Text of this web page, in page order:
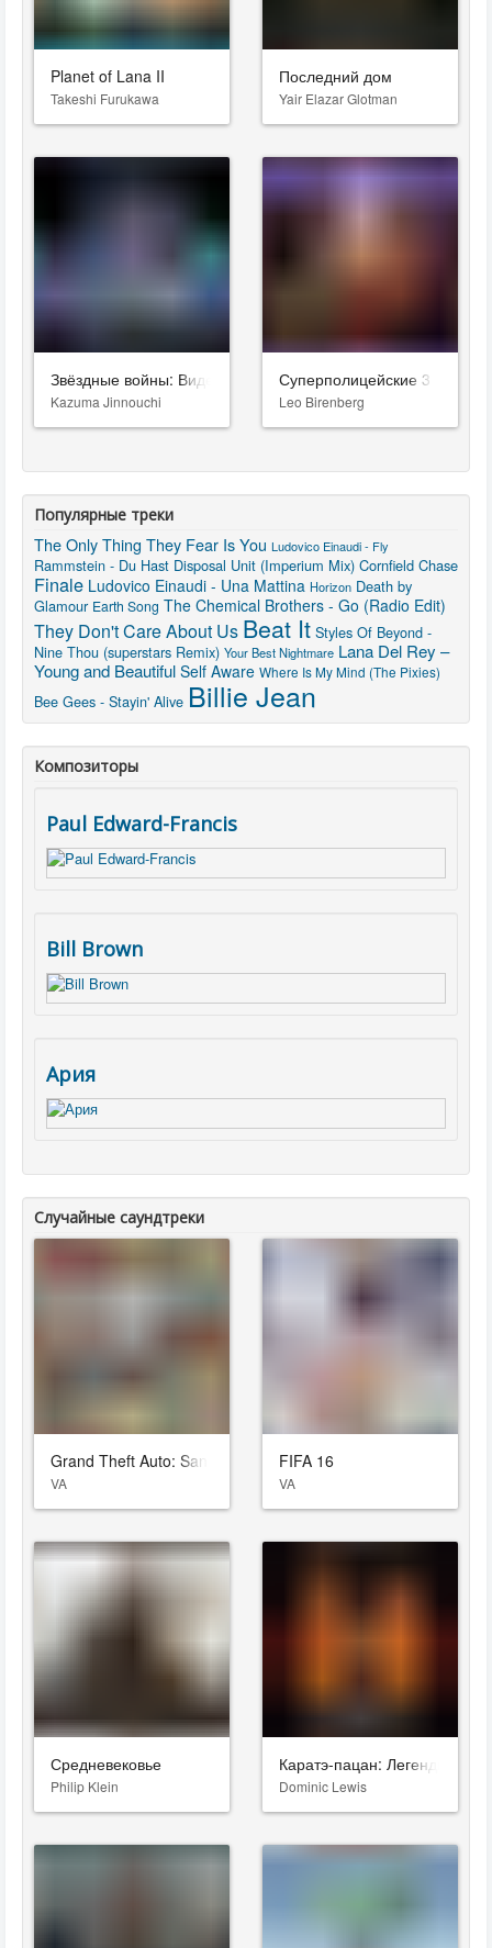
Planet of Lana II
Takeshi Furukawa
Последний дом
Yair Elazar Glotman
Звёздные войны: Видения. Девятый джедай
Kazuma Jinnouchi
Суперполицейские 3
Leo Birenberg
Популярные треки
The Only Thing They Fear Is You Ludovico Einaudi - Fly
Rammstein - Du Hast Disposal Unit (Imperium Mix) Cornfield Chase
Finale Ludovico Einaudi - Una Mattina Horizon Death by
Glamour Earth Song The Chemical Brothers - Go (Radio Edit)
They Don't Care About Us Beat It Styles Of Beyond -
Nine Thou (superstars Remix) Your Best Nightmare Lana Del Rey –
Young and Beautiful Self Aware Where Is My Mind (The Pixies)
Bee Gees - Stayin' Alive Billie Jean
Композиторы
Paul Edward-Francis
Bill Brown
Ария
Случайные саундтреки
Grand Theft Auto: San Andreas
VA
FIFA 16
VA
Средневековье
Philip Klein
Каратэ-пацан: Легенды
Dominic Lewis